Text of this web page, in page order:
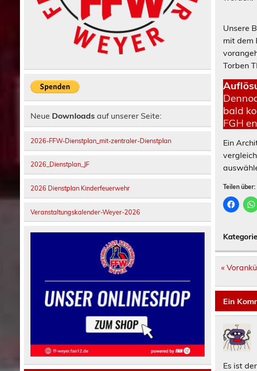
Unsere
mit dem
Torben
bald
FGH
Ein
Teilen über:
«
Ein
Es ist
Neue Downloadsauf unserer Seite:
2026-FFW-Dienstplan_mit-zentraler-Dienstplan
2026_Dienstplan_JF
2026 Dienstplan Kinderfeuerwehr
Veranstaltungskalender-Weyer-2026